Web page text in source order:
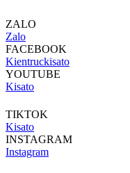
ZALO
Zalo
FACEBOOK
Kientruckisato
YOUTUBE
Kisato
TIKTOK
Kisato
INSTAGRAM
Instagram